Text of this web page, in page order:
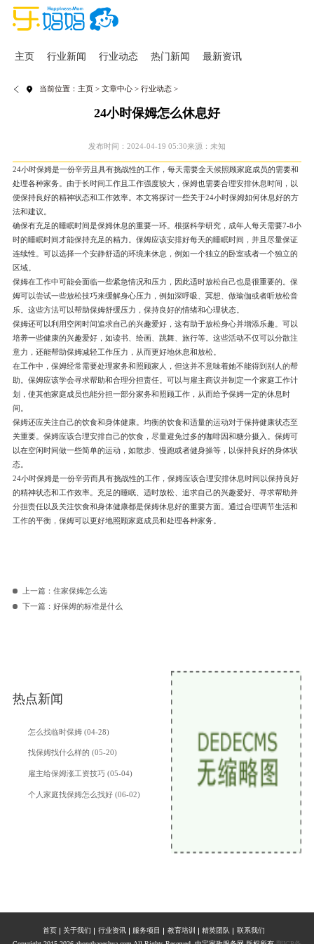
主页 行业新闻 行业动态 热门新闻 最新资讯
当前位置： 主页> 文章中心> 行业动态>
24小时保姆怎么休息好
发布时间：2024-04-19 05:30来源：未知
24小时保姆是一份辛劳且具有挑战性的工作，每天需要全天候照顾家庭成员的需要和
处理各种家务。由于长时间工作且工作强度较大，保姆也需要合理安排休息时间，以
便保持良好的精神状态和工作效率。本文将探讨一些关于24小时保姆如何休息好的方
法和建议。
确保有充足的睡眠时间是保姆休息的重要一环。根据科学研究，成年人每天需要7-8小
时的睡眠时间才能保持充足的精力。保姆应该安排好每天的睡眠时间，并且尽量保证
连续性。可以选择一个安静舒适的环境来休息，例如一个独立的卧室或者一个独立的
区域。
保姆在工作中可能会面临一些紧急情况和压力，因此适时放松自己也是很重要的。保
姆可以尝试一些放松技巧来缓解身心压力，例如深呼吸、冥想、做瑜伽或者听放松音
乐。这些方法可以帮助保姆舒缓压力，保持良好的情绪和心理状态。
保姆还可以利用空闲时间追求自己的兴趣爱好，这有助于放松身心并增添乐趣。可以
培养一些健康的兴趣爱好，如读书、绘画、跳舞、旅行等。这些活动不仅可以分散注
意力，还能帮助保姆减轻工作压力，从而更好地休息和放松。
在工作中，保姆经常需要处理家务和照顾家人，但这并不意味着她不能得到别人的帮
助。保姆应该学会寻求帮助和合理分担责任。可以与雇主商议并制定一个家庭工作计
划，使其他家庭成员也能分担一部分家务和照顾工作，从而给予保姆一定的休息时
间。
保姆还应关注自己的饮食和身体健康。均衡的饮食和适量的运动对于保持健康状态至
关重要。保姆应该合理安排自己的饮食，尽量避免过多的咖啡因和糖分摄入。保姆可
以在空闲时间做一些简单的运动，如散步、慢跑或者健身操等，以保持良好的身体状
态。
24小时保姆是一份辛劳而具有挑战性的工作，保姆应该合理安排休息时间以保持良好
的精神状态和工作效率。充足的睡眠、适时放松、追求自己的兴趣爱好、寻求帮助并
分担责任以及关注饮食和身体健康都是保姆休息好的重要方面。通过合理调节生活和
工作的平衡，保姆可以更好地照顾家庭成员和处理各种家务。
上一篇：住家保姆怎么选
下一篇：好保姆的标准是什么
热点新闻
怎么找临时保姆 (04-28)
找保姆找什么样的 (05-20)
雇主给保姆涨工资技巧 (05-04)
个人家庭找保姆怎么找好 (06-02)
首页 关于我们 行业资讯 服务项目 教育培训 精英团队
联系我们